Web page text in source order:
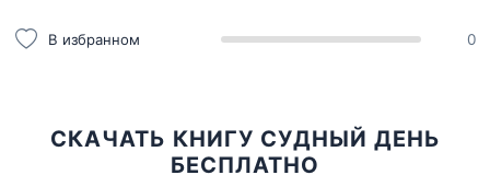
В избранном 0
СКАЧАТЬ КНИГУ СУДНЫЙ ДЕНЬ
БЕСПЛАТНО